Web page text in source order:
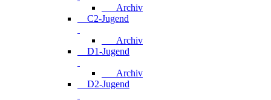
Archiv
C2-Jugend
Archiv
D1-Jugend
Archiv
D2-Jugend